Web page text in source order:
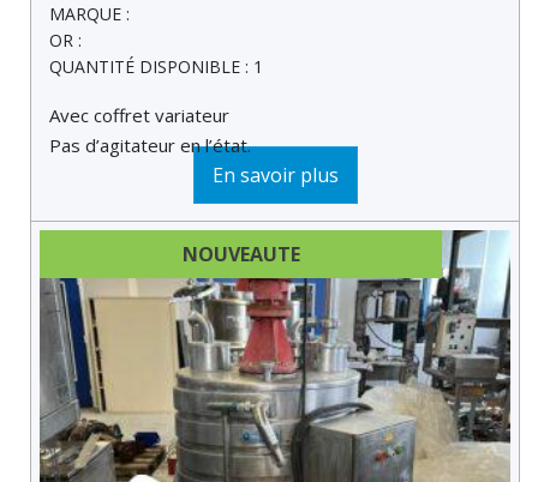
MARQUE :
OR :
QUANTITÉ DISPONIBLE : 1
En savoir plus
Avec coffret variateur
Pas d’agitateur en l’état.
NOUVEAUTE